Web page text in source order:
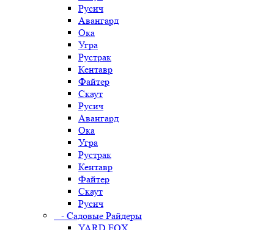
Русич
Авангард
Ока
Угра
Рустрак
Кентавр
Файтер
Скаут
Русич
Авангард
Ока
Угра
Рустрак
Кентавр
Файтер
Скаут
Русич
- Садовые Райдеры